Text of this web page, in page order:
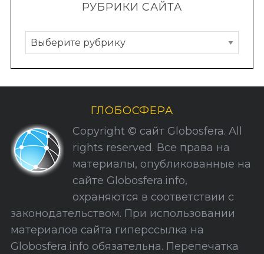
РУБРИКИ САЙТА
Р
у
б
р
и
С
а
а
ГЛОБОСФЕРА
Copyright © сайт Globosfera. All
rights reserved. Все права на
материалы, опубликованные на
сайте Globosfera.info,
охраняются в соответствии с
законодательством. При использовании
материалов сайта гиперссылка на
Globosfera.info обязательна. Перепечатка